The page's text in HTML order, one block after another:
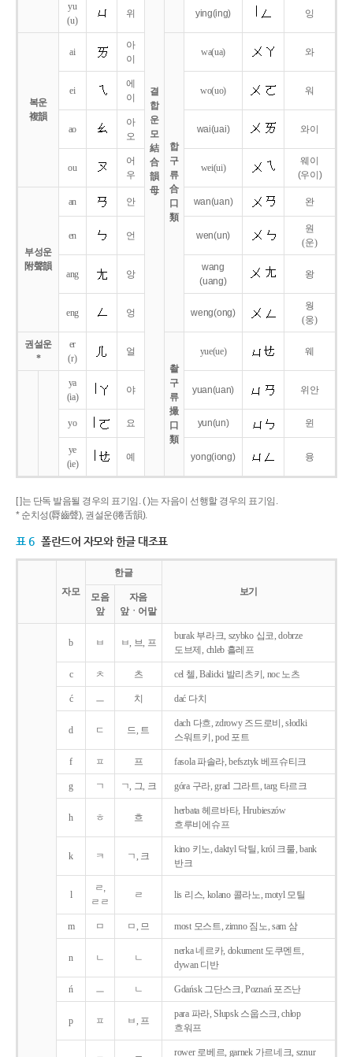
결
합
운
모
結
合
韻
母
yu
(u)
위 ying(ing) 잉
복운
複韻
ai
아
이
합
구
류
合
口
類
wa(ua) 와
ei
에
이
wo(uo) 워
ao
아
오
wai(uai) 와이
ou
어
우
wei(ui)
웨이
(우이)
부성운
附聲韻
an 안 wan(uan) 완
en 언 wen(un)
원
(운)
ang 앙
wang
(uang)
왕
eng 엉 weng(ong)
웡
(웅)
권설운
*
er
(r)
얼
촬
구
류
撮
口
類
yue(ue) 웨
ya
(ia)
야 yuan(uan) 위안
yo 요 yun(un) 윈
ye
(ie)
예 yong(iong) 융
[ ]는 단독 발음될 경우의 표기임. ( )는 자음이 선행할 경우의 표기임.
* 순치성(脣齒聲), 권설운(捲舌韻).
표 6 폴란드어 자모와 한글 대조표
자모
한글
보기
모음
앞
자음
앞ㆍ어말
b ㅂ ㅂ, 브, 프
burak 부라크, szybko 십코, dobrze
도브제, chleb 흘레프
c ㅊ 츠 cel 첼, Balicki 발리츠키, noc 노츠
ć ㅡ 치 dać 다치
d ㄷ 드, 트
dach 다흐, zdrowy 즈드로비, słodki
스워트키, pod 포트
f ㅍ 프 fasola 파솔라, befsztyk 베프슈티크
g ㄱ ㄱ, 그, 크 góra 구라, grad 그라트, targ 타르크
h ㅎ 흐
herbata 헤르바타, Hrubieszów
흐루비에슈프
k ㅋ ㄱ, 크
kino 키노, daktyl 닥틸, król 크룰, bank
반크
l
ㄹ,
ㄹㄹ
ㄹ lis 리스, kolano 콜라노, motyl 모틸
m ㅁ ㅁ, 므 most 모스트, zimno 짐노, sam 삼
n ㄴ ㄴ
nerka 네르카, dokument 도쿠멘트,
dywan 디반
ń ㅡ ㄴ Gdańsk 그단스크, Poznań 포즈난
p ㅍ ㅂ, 프
para 파라, Słupsk 스웁스크, chłop
흐워프
rower 로베르, garnek 가르네크, sznur